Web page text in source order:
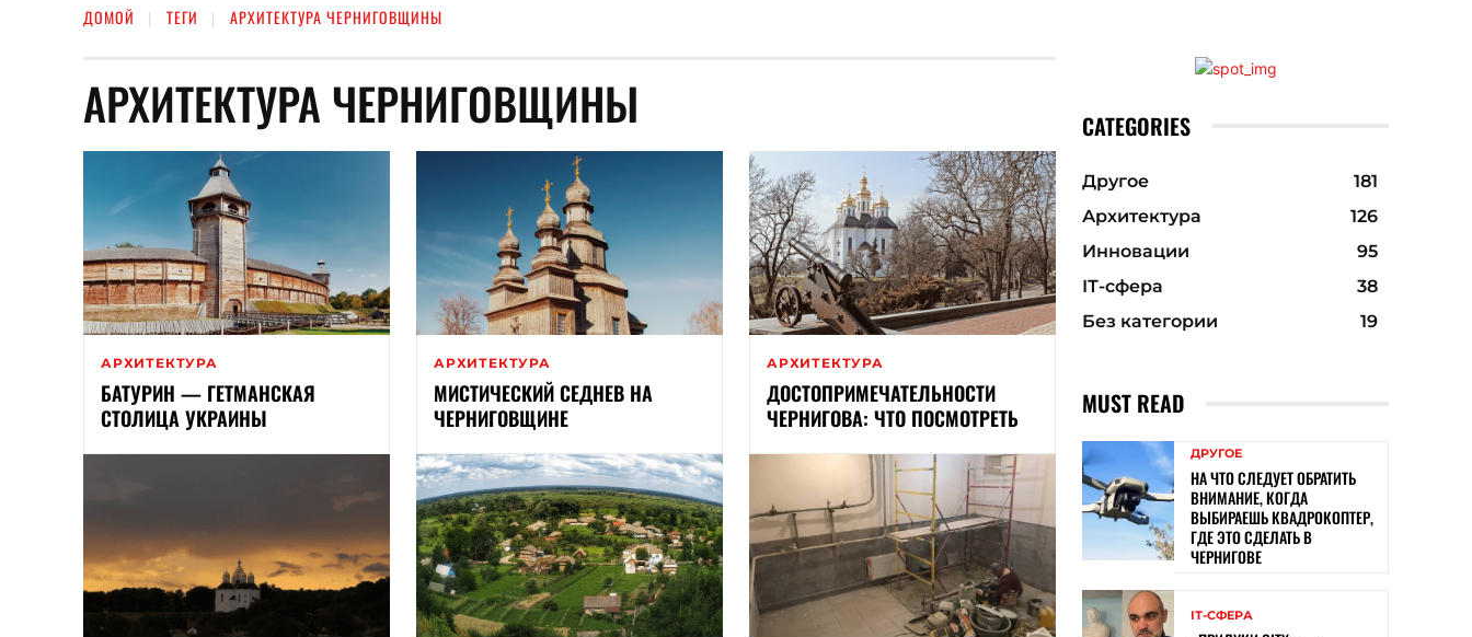
ДОМОЙ ТЕГИ АРХИТЕКТУРА ЧЕРНИГОВЩИНЫ
АРХИТЕКТУРА ЧЕРНИГОВЩИНЫ
АРХИТЕКТУРА
БАТУРИН — ГЕТМАНСКАЯ
СТОЛИЦА УКРАИНЫ
АРХИТЕКТУРА
МИСТИЧЕСКИЙ СЕДНЕВ НА
ЧЕРНИГОВЩИНЕ
АРХИТЕКТУРА
ДОСТОПРИМЕЧАТЕЛЬНОСТИ
ЧЕРНИГОВА: ЧТО ПОСМОТРЕТЬ
CATEGORIES
Другое
181
Архитектура
126
Инновации
95
ІТ-сфера
38
Без категории
19
MUST READ
ДРУГОЕ
НА ЧТО СЛЕДУЕТ ОБРАТИТЬ
ВНИМАНИЕ, КОГДА
ВЫБИРАЕШЬ КВАДРОКОПТЕР,
ГДЕ ЭТО СДЕЛАТЬ В
ЧЕРНИГОВЕ
ІТ-СФЕРА